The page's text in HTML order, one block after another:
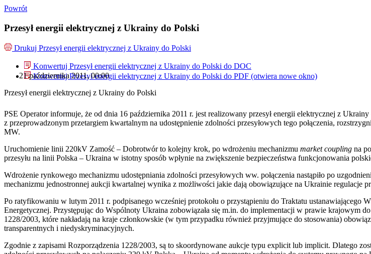
Powrót
Przesył energii elektrycznej z Ukrainy do Polski
Drukuj Przesył energii elektrycznej z Ukrainy do Polski
Konwertuj Przesył energii elektrycznej z Ukrainy do Polski do DOC
Konwertuj Przesył energii elektrycznej z Ukrainy do Polski do PDF (otwiera nowe okno)
21 października 2011, 00:00
Przesył energii elektrycznej z Ukrainy do Polski
PSE Operator informuje, że od dnia 16 października 2011 r. jest realizowany przesył energii elektrycznej z
z przeprowadzonym przetargiem kwartalnym na udostępnienie zdolności przesyłowych tego połączenia,
MW.
Uruchomienie linii 220kV Zamość – Dobrotwór to kolejny krok, po wdrożeniu mechanizmu market coupling na
przesyłu na linii Polska – Ukraina w istotny sposób wpłynie na zwiększenie bezpieczeństwa funkcjonowania
Wdrożenie rynkowego mechanizmu udostępniania zdolności przesyłowych ww. połączenia nastąpiło po
mechanizmu jednostronnej aukcji kwartalnej wynika z możliwości jakie dają obowiązujące na Ukrainie regulacje
Po ratyfikowaniu w lutym 2011 r. podpisanego wcześniej protokołu o przystąpieniu do Traktatu ustanawiającego
Energetycznej. Przystępując do Wspólnoty Ukraina zobowiązała się m.in. do implementacji w prawie krajowym
1228/2003, które nakładają na kraje członkowskie (w tym przypadku również przyjmujące do stosowania)
transparentnych i niedyskryminacyjnych.
Zgodnie z zapisami Rozporządzenia 1228/2003, są to skoordynowane aukcje typu explicit lub implicit. Dlatego